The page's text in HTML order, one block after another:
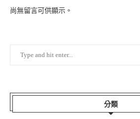
尚無留言可供顯示。
分類